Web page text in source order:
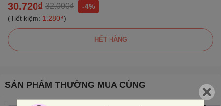
30.720₫ 32.000₫
-4%
(Tiết kiệm: 1.280₫)
HẾT HÀNG
SẢN PHẨM THƯỜNG MUA CÙNG